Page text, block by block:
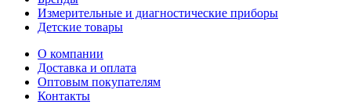
Измерительные и диагностические приборы
Детские товары
О компании
Доставка и оплата
Оптовым покупателям
Контакты